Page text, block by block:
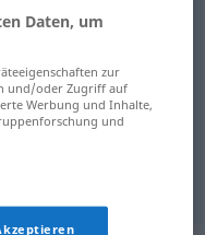
Daten, um
zur
und/oder Zugriff auf
Werbung und Inhalte,
und